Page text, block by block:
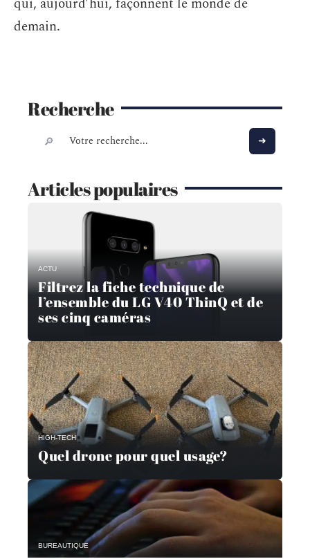
qui, aujourd’hui, façonnent le monde de
demain.
Recherche
Articles populaires
ACTU
Filtrez la fiche technique de
l’ensemble du LG V40 ThinQ et de
ses cinq caméras
HIGH-TECH
Quel drone pour quel usage?
BUREAUTIQUE